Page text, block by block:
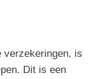
verzekeringen, is
Dit is een